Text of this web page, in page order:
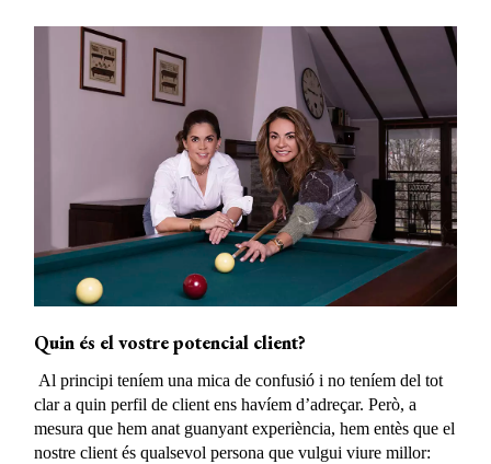
Quin és el vostre potencial client?
Al principi teníem una mica de confusió i no teníem del tot
clar a quin perfil de client ens havíem d’adreçar. Però, a
mesura que hem anat guanyant experiència, hem entès que el
nostre client és qualsevol persona que vulgui viure millor: